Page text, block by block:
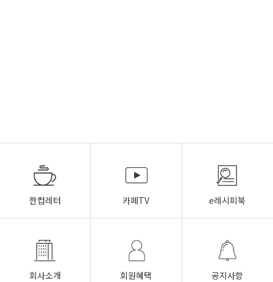
한컵레터 카페TV e레시피북
회사소개 회원혜택 공지사항